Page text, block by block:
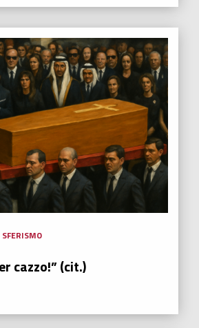
SFERISMO
cazzo!” (cit.)